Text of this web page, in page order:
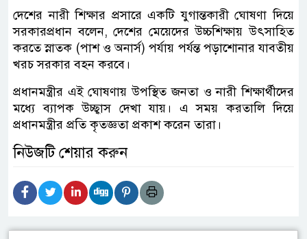
দেশের নারী শিক্ষার প্রসারে একটি যুগান্তকারী ঘোষণা দিয়ে
সরকারপ্রধান বলেন, দেশের মেয়েদের উচ্চশিক্ষায় উৎসাহিত
করতে স্নাতক (পাশ ও অনার্স) পর্যায় পর্যন্ত পড়াশোনার যাবতীয়
খরচ সরকার বহন করবে।
প্রধানমন্ত্রীর এই ঘোষণায় উপস্থিত জনতা ও নারী শিক্ষার্থীদের
মধ্যে ব্যাপক উচ্ছ্বাস দেখা যায়। এ সময় করতালি দিয়ে
প্রধানমন্ত্রীর প্রতি কৃতজ্ঞতা প্রকাশ করেন তারা।
নিউজটি শেয়ার করুন